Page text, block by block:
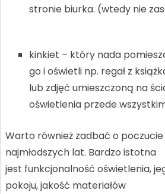
stronie biurka. (wtedy nie
kinkiet – który nada
go i oświetli np. regał z
lub zdjęć umieszczoną na
oświetlenia przede
Warto również zadbać o
najmłodszych lat. Bardzo istotna
jest funkcjonalność oświetlenia,
pokoju, jakość materiałów